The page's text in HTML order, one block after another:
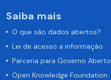
Saiba mais
O que são dados abertos?
Lei de acesso a informação
Parceria para Governo Aberto
Open Knowledge Foundation